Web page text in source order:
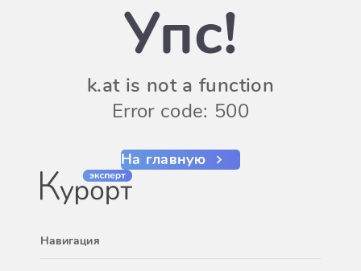
Упс!
k.at is not a function
Error code: 500
На главную
Навигация